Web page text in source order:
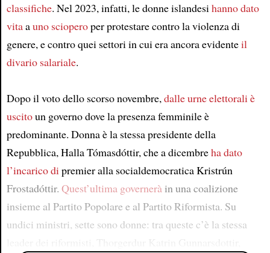
classifiche. Nel 2023, infatti, le donne islandesihanno dato
vitaauno scioperoper protestare contro la violenza di
genere, e contro quei settori in cui era ancora evidenteil
divario salariale.
Dopo il voto dello scorso novembre,dalle urne elettoraliè
uscitoun governo dove la presenza femminile è
predominante. Donna è la stessa presidente della
Repubblica, Halla Tómasdóttir, che a dicembreha dato
l’incarico dipremier alla socialdemocratica Kristrún
Frostadóttir. Quest’ultima governeràin una coalizione
insieme al Partito Popolare e al Partito Riformista. Su
undici ministri, sette sono donne: tra queste c’è la stessa